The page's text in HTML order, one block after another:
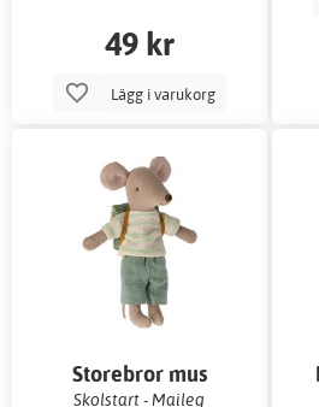
49 kr
Lägg i varukorg
Storebror mus
Skolstart - Maileg